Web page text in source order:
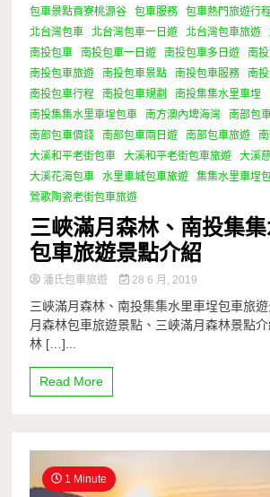
包車景點貢寮桃源谷
包車服務 包車熱門旅遊行程
北台灣包車
北台灣包車一日遊 北台灣包車旅遊
南投包車
南投包車一日遊 南投包車多日遊
南
南投包車旅遊
南投包車景點 南投包車服務
南
南投包車行程
南投包車規劃
南投集集水里車埕
南投集集水里車埕包車
南方澳內埤海灣
南部包
南部包車價錢
南部包車兩日遊 南部包車旅遊
大溪和平老街包車
大溪和平老街包車旅遊
大溪
大溪花海包車
水里車城包車旅遊
集集水里車埕
鶯歌陶瓷老街包車旅遊
三峽滿月森林、南投集
包車旅遊景點介紹
潘氏包車旅遊 28 6 月, 2019
三峽滿月森林、南投集集水里車埕包車旅
月森林包車旅遊景點、三峽滿月森林景點
林 […]...
Read More
1 Minute